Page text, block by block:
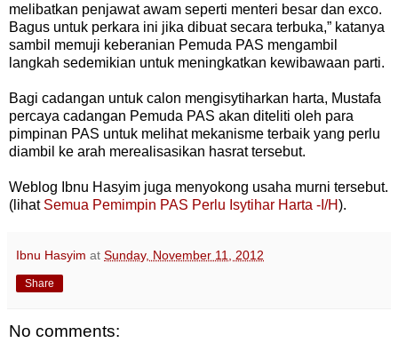
melibatkan penjawat awam seperti menteri besar dan exco.
Bagus untuk perkara ini jika dibuat secara terbuka,” katanya
sambil memuji keberanian Pemuda PAS mengambil
langkah sedemikian untuk meningkatkan kewibawaan parti.
Bagi cadangan untuk calon mengisytiharkan harta, Mustafa
percaya cadangan Pemuda PAS akan diteliti oleh para
pimpinan PAS untuk melihat mekanisme terbaik yang perlu
diambil ke arah merealisasikan hasrat tersebut.
Weblog Ibnu Hasyim juga menyokong usaha murni tersebut.
(lihat Semua Pemimpin PAS Perlu Isytihar Harta -I/H).
Ibnu Hasyim at Sunday, November 11, 2012
Share
No comments: